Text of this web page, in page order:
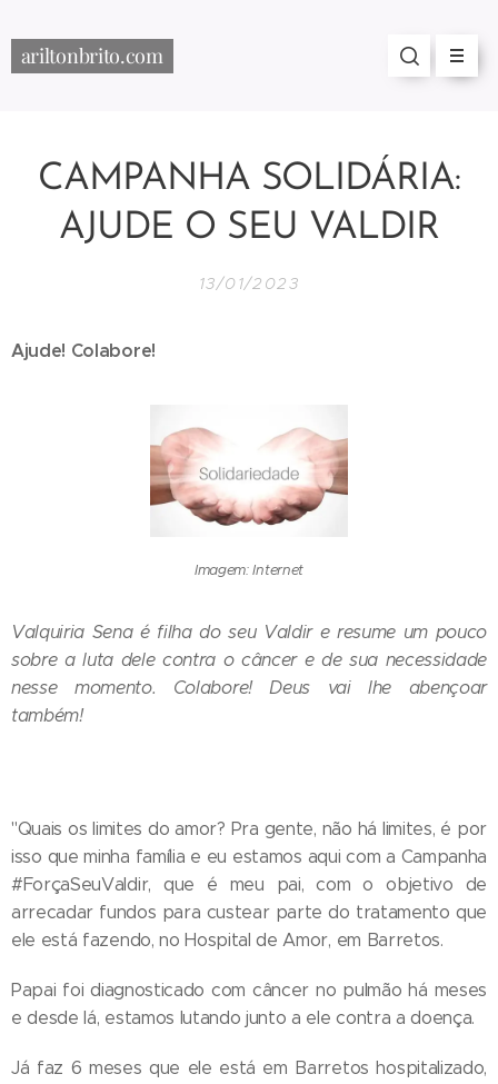
ariltonbrito.com
CAMPANHA SOLIDÁRIA:
AJUDE O SEU VALDIR
13/01/2023
Ajude! Colabore!
Imagem: Internet
Valquiria Sena é filha do seu Valdir e resume um pouco
sobre a luta dele contra o câncer e de sua necessidade
nesse momento. Colabore! Deus vai lhe abençoar
também!
"Quais os limites do amor? Pra gente, não há limites, é por
isso que minha família e eu estamos aqui com a Campanha
#ForçaSeuValdir, que é meu pai, com o objetivo de
arrecadar fundos para custear parte do tratamento que
ele está fazendo, no Hospital de Amor, em Barretos.
Papai foi diagnosticado com câncer no pulmão há meses
e desde lá, estamos lutando junto a ele contra a doença.
Já faz 6 meses que ele está em Barretos hospitalizado,